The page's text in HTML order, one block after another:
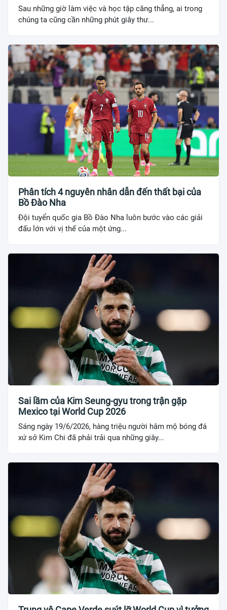
Sau những giờ làm việc và học tập căng thẳng, ai trong
chúng ta cũng cần những phút giây thư...
Phân tích 4 nguyên nhân dẫn đến thất bại của
Bồ Đào Nha
Đội tuyển quốc gia Bồ Đào Nha luôn bước vào các giải
đấu lớn với vị thế của một ứng...
Sai lầm của Kim Seung-gyu trong trận gặp
Mexico tại World Cup 2026
Sáng ngày 19/6/2026, hàng triệu người hâm mộ bóng đá
xứ sở Kim Chi đã phải trải qua những giây...